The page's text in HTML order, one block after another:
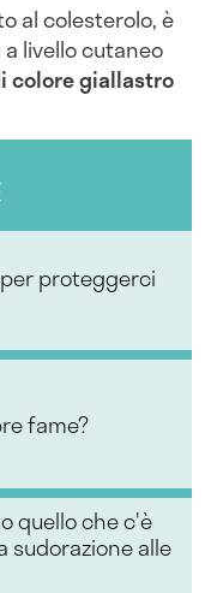
al colesterolo, è
livello cutaneo
colore giallastro
proteggerci
fame?
quello che c'è
sudorazione alle